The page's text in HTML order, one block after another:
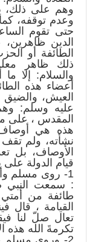
وهم على ذلك،
وعدم توقفه،
حتى تقوم
الدين
الطائفة أو
ذلك ظاهر
والسلام: إلا
أعضاء هذه
العيش،
عليه وسلم:
المقدس ، على
هذه هي أوصاف
نشأته، ولم تقف
الأوصاف، بل
قيام الدولة
1- روى مسلم
: سمعت النبي
طائفة من
القيامة ،
تعال صلّ لنا
تكرمةَ الله هذه
2- وروى